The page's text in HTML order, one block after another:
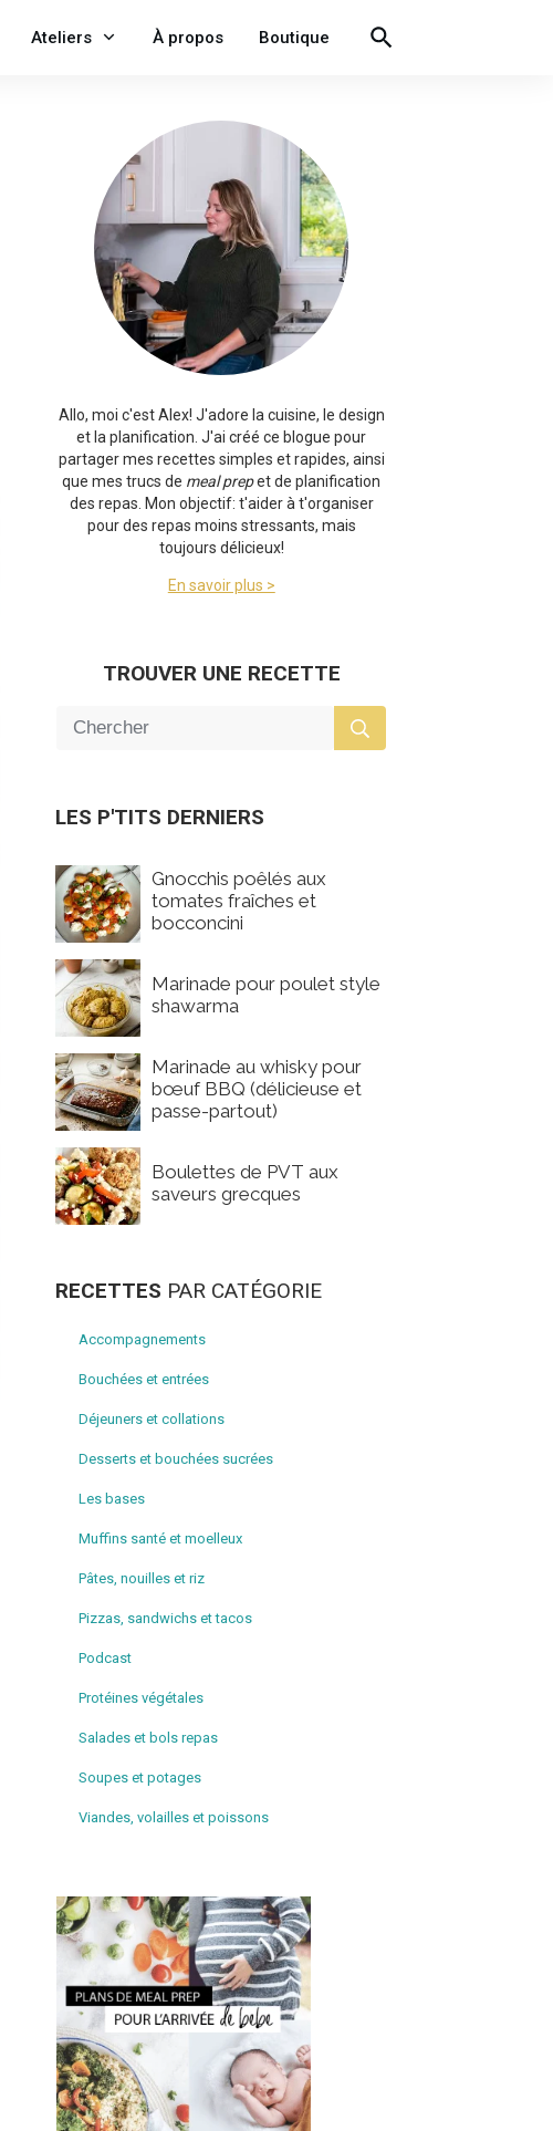
Ateliers À propos Boutique
Allo, moi c'est Alex! J'adore la cuisine, le design
et la planification. J'ai créé ce blogue pour
partager mes recettes simples et rapides, ainsi
que mes trucs de meal prepet de planification
des repas. Mon objectif: t'aider à t'organiser
pour des repas moins stressants, mais
toujours délicieux!
En savoir plus >
TROUVER UNE RECETTE
LES P'TITS DERNIERS
Gnocchis poêlés aux
tomates fraîches et
bocconcini
Marinade pour poulet style
shawarma
Marinade au whisky pour
bœuf BBQ (délicieuse et
passe-partout)
Boulettes de PVT aux
saveurs grecques
RECETTES PAR CATÉGORIE
Accompagnements
Bouchées et entrées
Déjeuners et collations
Desserts et bouchées sucrées
Les bases
Muffins santé et moelleux
Pâtes, nouilles et riz
Pizzas, sandwichs et tacos
Podcast
Protéines végétales
Salades et bols repas
Soupes et potages
Viandes, volailles et poissons